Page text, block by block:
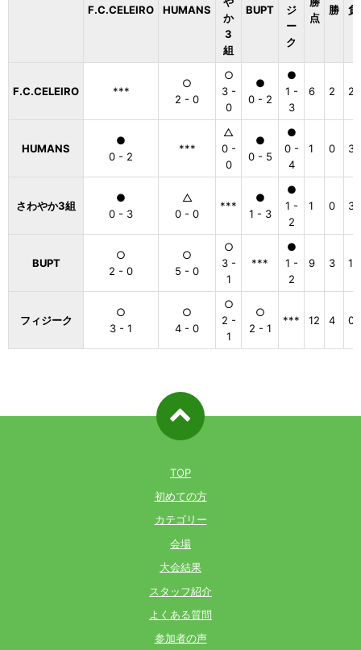
F.C.CELEIRO HUMANS
か
3
組
BUPT
ジ
ー
ク
点
勝 負
F.C.CELEIRO ***
○
2 - 0
○
3 -
0
●
0 - 2
●
1 -
3
6 2 2
HUMANS
●
0 - 2
***
△
0 -
0
●
0 - 5
●
0 -
4
1 0 3
さわやか3組
●
0 - 3
△
0 - 0
***
●
1 - 3
●
1 -
2
1 0 3
BUPT
○
2 - 0
○
5 - 0
○
3 -
1
***
●
1 -
2
9 3 1
フィジーク
○
3 - 1
○
4 - 0
○
2 -
1
○
2 - 1
*** 12 4 0
TOP
初めての方
カテゴリー
会場
大会結果
スタッフ紹介
よくある質問
参加者の声